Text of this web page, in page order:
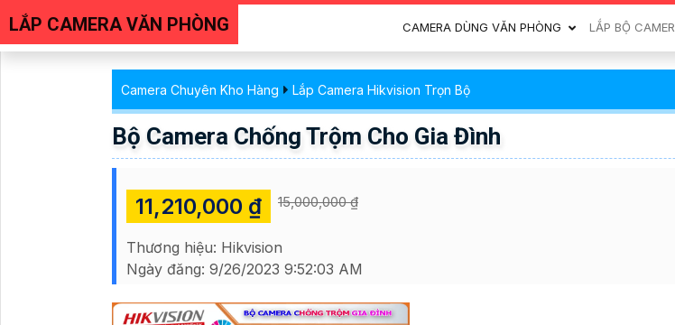
LẮP CAMERA VĂN PHÒNG CAMERA DÙNG VĂN PHÒNG LẮP BỘ
Camera Chuyên Kho Hàng Lắp Camera Hikvision Trọn Bộ
Bộ Camera Chống Trộm Cho Gia Đình
11,210,000 ₫ 15,000,000 ₫
Thương hiệu: Hikvision
Ngày đăng: 9/26/2023 9:52:03 AM